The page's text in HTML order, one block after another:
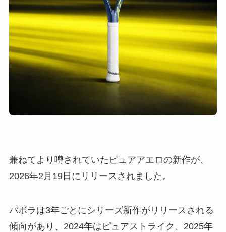
兼ねてより噂されていたピュアアエロの新作が、
2026年2月19日にリリースされました。
バボラは3年ごとにシリーズ新作がリリースされる
傾向があり、2024年はピュアストライク、2025年